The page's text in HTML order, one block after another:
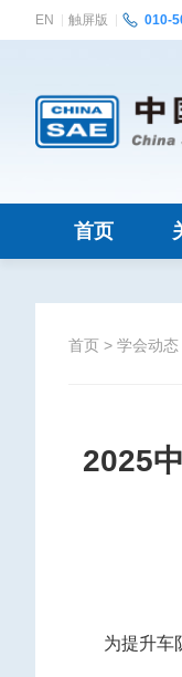
EN 触屏版 010-
首页
首页 > 学会动态
2025
为提升车